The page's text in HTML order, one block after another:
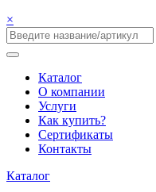
×
Каталог
О компании
Услуги
Как купить?
Сертификаты
Контакты
Каталог